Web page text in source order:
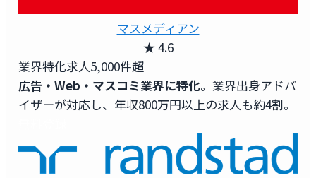
マスメディアン
★ 4.6
業界特化求人5,000件超
広告・Web・マスコミ業界に特化。業界出身アドバ
イザーが対応し、年収800万円以上の求人も約4割。